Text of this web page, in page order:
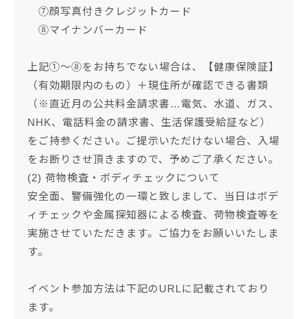
⑦顔写真付きクレジットカード
⑧マイナンバーカード
上記①～⑧をお持ちでない場合は、【健康保険証】
（有効期限内のもの）＋現住所が確認できる書類
（※直近月の公共料金請求書…電気、水道、ガス、
NHK、電話料金の請求書、生活保護受給証など）
をご持参ください。ご提示いただけない場合、入場
をお断りさせ頂きますので、予めご了承ください。
(2) 荷物検査・ボディチェックについて
安全面、警備強化の一環と致しまして、当日はボデ
ィチェックや金属探知器による検査、荷物検査等を
実施させていただきます。ご協力をお願いいたしま
す。
イベント参加方法は下記のURLに記載されており
ます。